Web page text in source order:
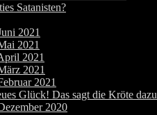
Satanisten?
2021
2021
2021
2021
2021
Glück! Das sagt die Kröte
2020